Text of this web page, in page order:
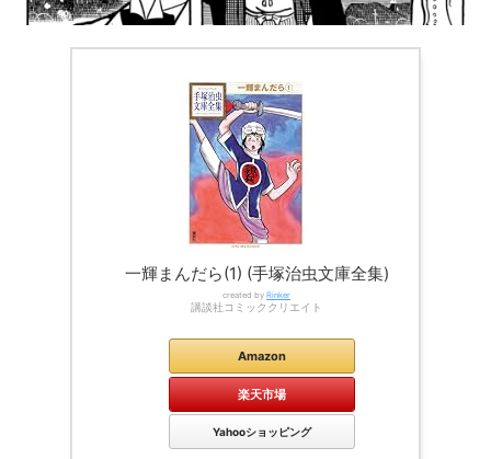
一輝まんだら(1) (手塚治虫文庫全集)
created by Rinker
講談社コミッククリエイト
Amazon
楽天市場
Yahooショッピング